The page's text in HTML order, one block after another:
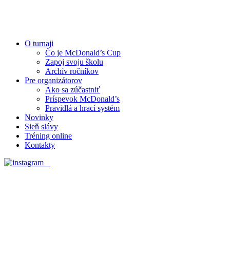
O turnaji
Čo je McDonald’s Cup
Zapoj svoju školu
Archív ročníkov
Pre organizátorov
Ako sa zúčastniť
Príspevok McDonald’s
Pravidlá a hrací systém
Novinky
Sieň slávy
Tréning online
Kontakty